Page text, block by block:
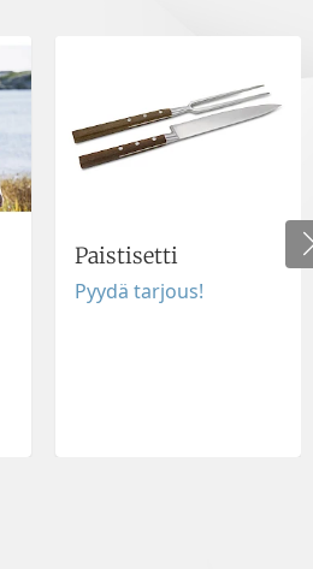
Paistisetti
Pyydä tarjous!